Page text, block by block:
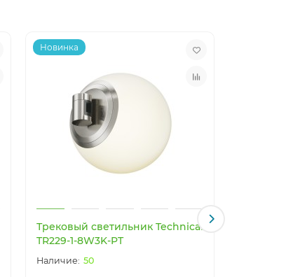
Новинка
Трековый светильник Technical
TR229-1-8W3K-PT
50